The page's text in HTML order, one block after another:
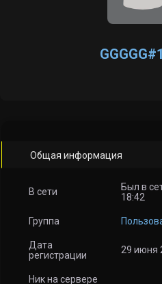
Общая информация
В сети
Был в
18:42
Группа
Дата
регистрации
29 июня
Ник на сервере